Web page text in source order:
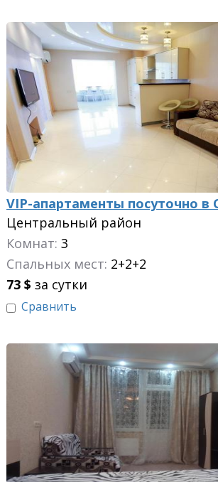
VIP-апартаменты посуточно в
Центральный район
Комнат: 3
Спальных мест: 2+2+2
73 $ за сутки
Сравнить